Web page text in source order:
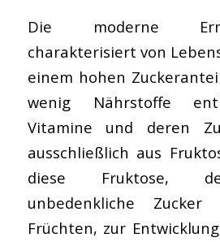
Die moderne
charakterisiert von
einem hohen
wenig Nährstoffe
Vitamine und deren
ausschließlich aus
diese Fruktose,
unbedenkliche Zucker
Früchten, zur